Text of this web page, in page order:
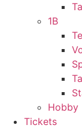
1B
Hobby
Tickets